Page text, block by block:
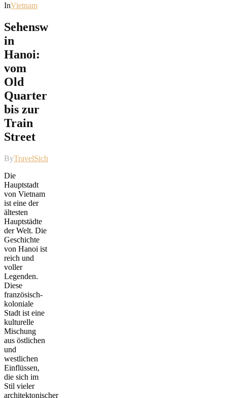
InVietnam
Sehenswürdigkeiten
in
Hanoi:
vom
Old
Quarter
bis zur
Train
Street
ByTravelSicht
Die
Hauptstadt
von Vietnam
ist eine der
ältesten
Hauptstädte
der Welt. Die
Geschichte
von Hanoi ist
reich und
voller
Legenden.
Diese
französisch-
koloniale
Stadt ist eine
kulturelle
Mischung
aus östlichen
und
westlichen
Einflüssen,
die sich im
Stil vieler
architektonischer